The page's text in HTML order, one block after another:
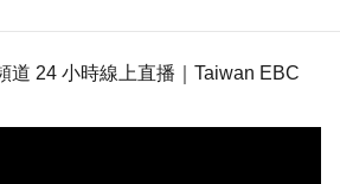
道 24 小時線上直播｜Taiwan EBC